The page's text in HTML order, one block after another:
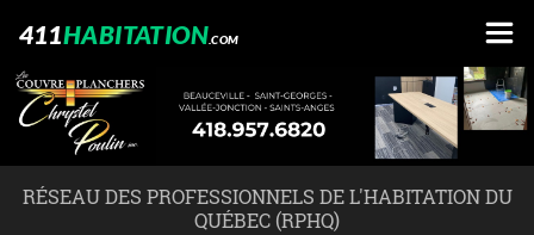
411HABITATION.COM
RÉSEAU DES PROFESSIONNELS DE L'HABITATION DU
QUÉBEC (RPHQ)